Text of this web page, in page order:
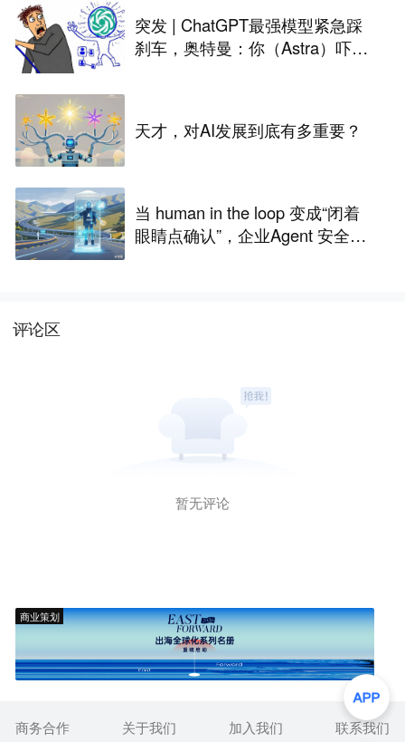
突发 | ChatGPT最强模型紧急踩
刹车，奥特曼：你（Astra）吓到
天才，对AI发展到底有多重要？
当 human in the loop 变成“闭着
眼睛点确认”，企业Agent 安全还
评论区
暂无评论
商业策划
商务合作 关于我们 加入我们 联系我们